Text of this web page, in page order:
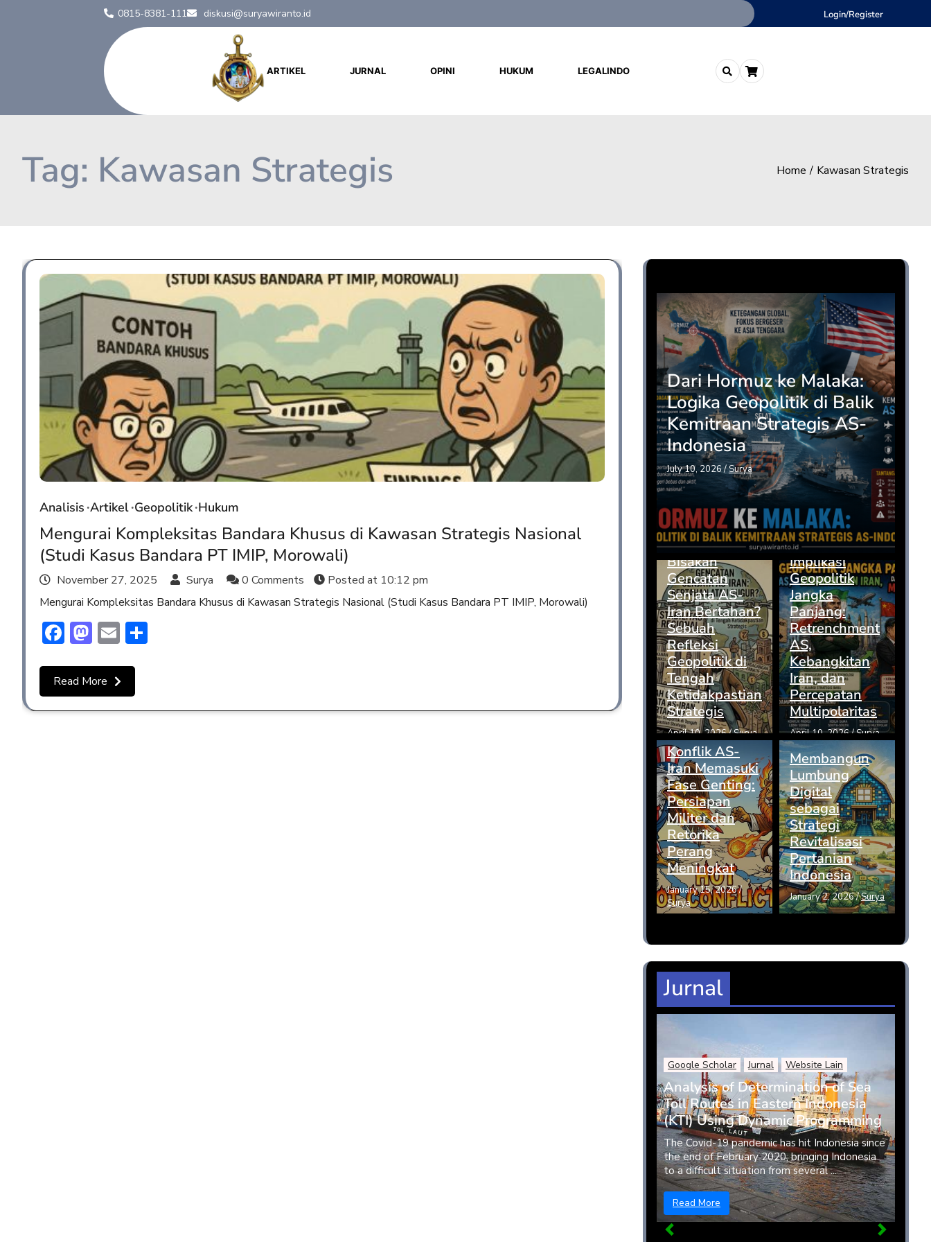
0815-8381-111 diskusi@suryawiranto.id Login/Register
ARTIKEL JURNAL OPINI HUKUM LEGALINDO
Tag: Kawasan Strategis Home Kawasan Strategis
Analisis Artikel Geopolitik Hukum
Mengurai Kompleksitas Bandara Khusus di Kawasan Strategis Nasional
(Studi Kasus Bandara PT IMIP, Morowali)
November 27, 2025 Surya 0 Comments Posted at 10:12 pm
Mengurai Kompleksitas Bandara Khusus di Kawasan Strategis Nasional (Studi Kasus Bandara PT IMIP, Morowali)
Facebook
Mastodon
Email
Read More
Dari Hormuz ke Malaka:
Logika Geopolitik di Balik
Kemitraan Strategis AS-
Indonesia
July 10, 2026/Surya
Bisakah
Gencatan
Senjata AS-
Iran Bertahan?
Sebuah
Refleksi
Geopolitik di
Tengah
Ketidakpastian
Strategis
April 10, 2026/Surya
Implikasi
Geopolitik
Jangka
Panjang:
Retrenchment
AS,
Kebangkitan
Iran, dan
Percepatan
Multipolaritas
April 10, 2026/Surya
Konflik AS-
Iran Memasuki
Fase Genting:
Persiapan
Militer dan
Retorika
Perang
Meningkat
January 15, 2026/
Surya
Membangun
Lumbung
Digital
sebagai
Strategi
Revitalisasi
Pertanian
Indonesia
January 2, 2026/Surya
Jurnal
Google Scholar Jurnal Website Lain
Analysis of Determination of Sea
Toll Routes in Eastern Indonesia
(KTI) Using Dynamic Programming
The Covid-19 pandemic has hit Indonesia since
the end of February 2020, bringing Indonesia
to a difficult situation from several ...
Read More